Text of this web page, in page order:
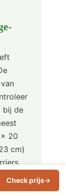
bij de
20
cm)
Check prijs